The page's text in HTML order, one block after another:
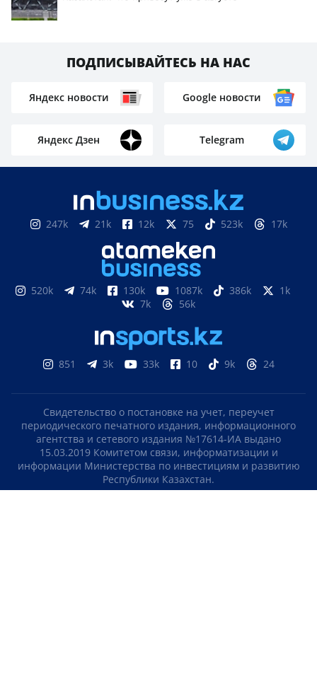
ПОДПИСЫВАЙТЕСЬ НА НАС
Яндекс новости Google новости
Яндекс Дзен Telegram
247k 21k 12k 75 523k 17k
520k 74k 130k 1087k 386k
1k
7k
56k
851 3k 33k 10 9k 24
Свидетельство о постановке на учет, переучет
периодического печатного издания, информационного
агентства и сетевого издания №17614-ИА выдано
15.03.2019 Комитетом связи, информатизации и
информации Министерства по инвестициям и развитию
Республики Казахстан.